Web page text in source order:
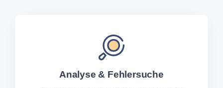
Analyse & Fehlersuche